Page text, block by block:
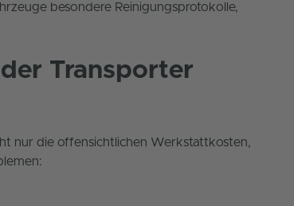
besondere Reinigungsprotokolle,
Transporter
nur die offensichtlichen Werkstattkosten,